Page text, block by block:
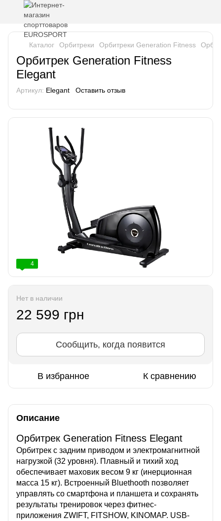
Каталог Орбитреки Орбитреки Generation Fitness
Орбитрек Generation Fitness
Elegant
Артикул: Elegant Оставить отзыв
4
Нет в наличии
22 599 грн
Сообщить, когда появится
В избранное К сравнению
Описание
Орбитрек Generation Fitness Elegant
Орбитрек с задним приводом и электромагнитной
нагрузкой (32 уровня). Плавный и тихий ход
обеспечивает маховик весом 9 кг (инерционная
масса 15 кг). Встроенный Bluethooth позволяет
управлять со смартфона и планшета и сохранять
результаты тренировок через фитнес-
приложения ZWIFT, FITSHOW, KINOMAP. USB-